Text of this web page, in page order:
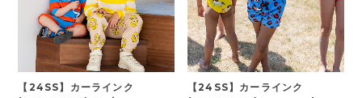
【24SS】カーラインク
【24SS】カーラインク